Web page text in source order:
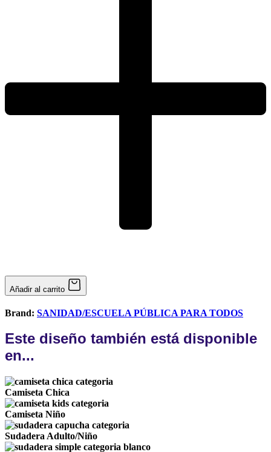
Añadir al carrito
Brand: SANIDAD/ESCUELA PÚBLICA PARA TODOS
Este diseño también está disponible
en...
Camiseta Chica
Camiseta Niño
Sudadera Adulto/Niño